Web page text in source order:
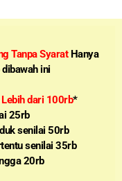
Tanpa Syarat Hanya
dibawah ini
Lebih dari 100rb*
25rb
senilai 50rb
senilai 35rb
20rb